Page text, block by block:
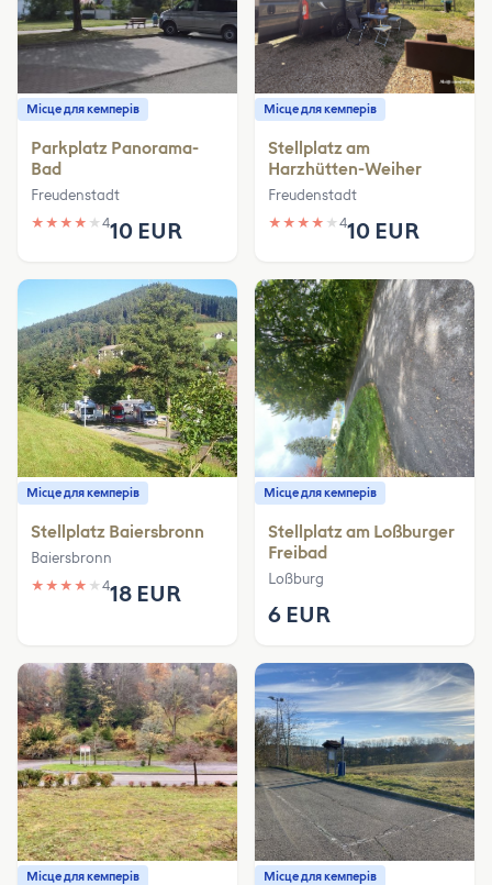
Місце для кемперів
Parkplatz Panorama-
Bad
Freudenstadt
★ ★ ★ ★ ★ 410 EUR
Місце для кемперів
Stellplatz am
Harzhütten-Weiher
Freudenstadt
★ ★ ★ ★ ★ 410 EUR
Місце для кемперів
Stellplatz Baiersbronn
Baiersbronn
★ ★ ★ ★ ★ 418 EUR
Місце для кемперів
Stellplatz am Loßburger
Freibad
Loßburg
6 EUR
Місце для кемперів Місце для кемперів